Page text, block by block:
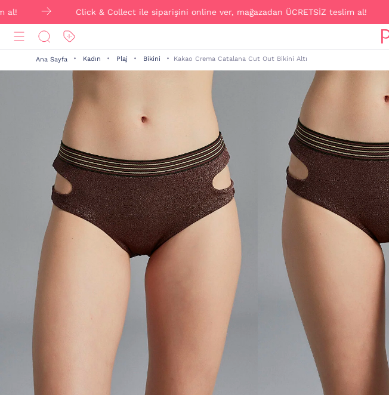
Click & Collect ile siparişini online ver, mağazadan ÜCRETSİZ teslim al!
Ana Sayfa Kadın Plaj Bikini Kakao Crema Catalana Cut Out Bikini Altı